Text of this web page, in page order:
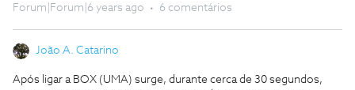
Forum|Forum|6 years ago 6 comentários
João A. Catarino
Após ligar a BOX (UMA) surge, durante cerca de 30 segundos,